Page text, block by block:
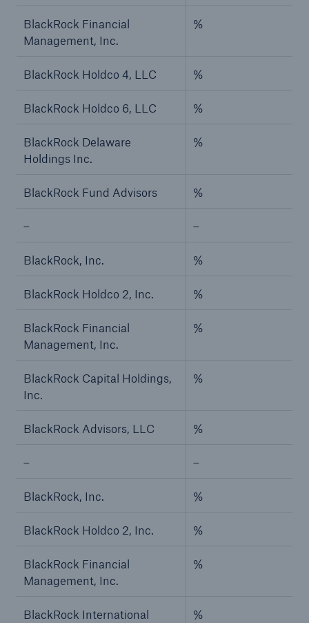
BlackRock Financial
Management, Inc.
%
BlackRock Holdco 4, LLC %
BlackRock Holdco 6, LLC %
BlackRock Delaware
Holdings Inc.
%
BlackRock Fund Advisors %
– –
BlackRock, Inc. %
BlackRock Holdco 2, Inc. %
BlackRock Financial
Management, Inc.
%
BlackRock Capital Holdings,
Inc.
%
BlackRock Advisors, LLC %
– –
BlackRock, Inc. %
BlackRock Holdco 2, Inc. %
BlackRock Financial
Management, Inc.
%
BlackRock International
%